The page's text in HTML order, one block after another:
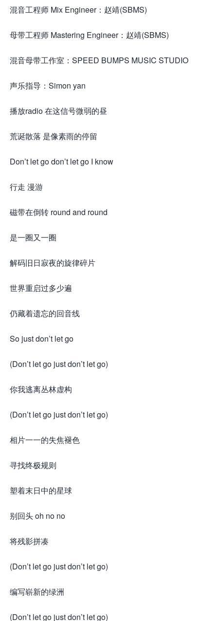
混音工程师 Mix Engineer：赵靖(SBMS)
母带工程师 Mastering Engineer：赵靖(SBMS)
混音母带工作室：SPEED BUMPS MUSIC STUDIO
声乐指导：Simon yan
播放radio 在这信号微弱的昼
荒诞散落 是像素雨的停留
Don’t let go don’t let go I know
行走 漫游
磁带在倒转 round and round
是一圈又一圈
解码旧日寂夜的旋律碎片
世界重启过多少遍
仍藏着遗忘的回音线
So just don’t let go
(Don’t let go just don’t let go)
你我逃离丛林虚构
(Don’t let go just don’t let go)
相片一一的失焦褪色
寻找终极规则
塑着末日中的星球
别回头 oh no no
将残影拼凑
(Don’t let go just don’t let go)
编写崭新的绿洲
(Don’t let go just don’t let go)